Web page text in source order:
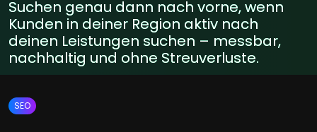
Suchen genau dann nach vorne, wenn
Kunden in deiner Region aktiv nach
deinen Leistungen suchen – messbar,
nachhaltig und ohne Streuverluste.
SEO